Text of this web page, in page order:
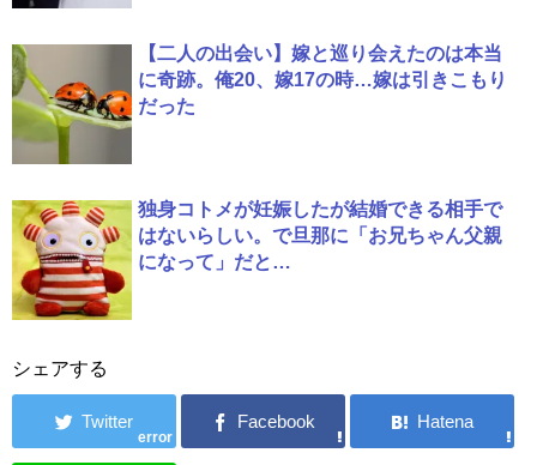
【二人の出会い】嫁と巡り会えたのは本当
に奇跡。俺20、嫁17の時…嫁は引きこもり
だった
独身コトメが妊娠したが結婚できる相手で
はないらしい。で旦那に「お兄ちゃん父親
になって」だと…
シェアする
error